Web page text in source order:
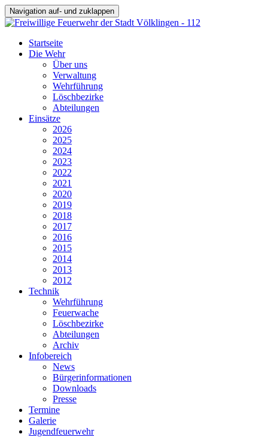
Navigation auf- und zuklappen
Startseite
Die Wehr
Über uns
Verwaltung
Wehrführung
Löschbezirke
Abteilungen
Einsätze
2026
2025
2024
2023
2022
2021
2020
2019
2018
2017
2016
2015
2014
2013
2012
Technik
Wehrführung
Feuerwache
Löschbezirke
Abteilungen
Archiv
Infobereich
News
Bürgerinformationen
Downloads
Presse
Termine
Galerie
Jugendfeuerwehr